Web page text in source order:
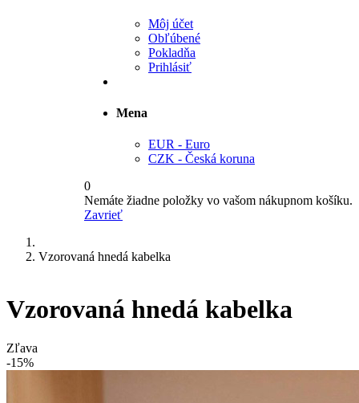
Môj účet
Obľúbené
Pokladňa
Prihlásiť
Mena
EUR - Euro
CZK - Česká koruna
0
Nemáte žiadne položky vo vašom nákupnom košíku.
Zavrieť
Vzorovaná hnedá kabelka
Vzorovaná hnedá kabelka
Zľava
-15%